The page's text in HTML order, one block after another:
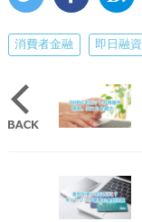
消費者金融 即日融資